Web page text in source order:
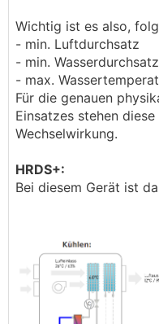
Wichtig ist es also,
- min. Luftdurchsatz
- min. Wasserdurchsatz
- max.
Für die genauen
Einsatzes stehen
Wechselwirkung.
HRDS+:
Bei diesem Gerät ist